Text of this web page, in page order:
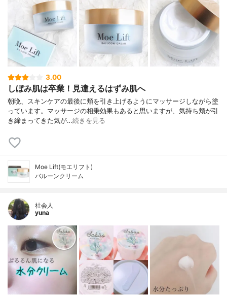
3.00
しぼみ肌は卒業！見違えるはずみ肌へ
朝晩、スキンケアの最後に頬を引き上げるようにマッサージしながら塗
っています。マッサージの相乗効果もあると思いますが、気持ち頬が引
き締まってきた気が…続きを見る
Moe Lift(モエリフト)
バルーンクリーム
社会人
yuna